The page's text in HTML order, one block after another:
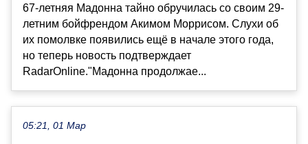
67-летняя Мадонна тайно обручилась со своим 29-
летним бойфрендом Акимом Моррисом. Слухи об
их помолвке появились ещё в начале этого года,
но теперь новость подтверждает
RadarOnline."Мадонна продолжае...
05:21, 01 Мар